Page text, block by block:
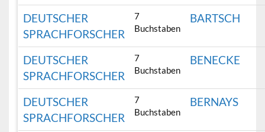
DEUTSCHER
SPRACHFORSCHER
7
Buchstaben
BARTSCH
DEUTSCHER
SPRACHFORSCHER
7
Buchstaben
BENECKE
DEUTSCHER
SPRACHFORSCHER
7
Buchstaben
BERNAYS